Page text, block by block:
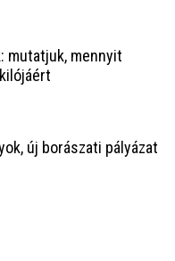
mutatjuk, mennyit
új borászati pályázat